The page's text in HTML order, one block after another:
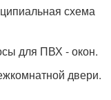
схема
для ПВХ - окон.
двери.